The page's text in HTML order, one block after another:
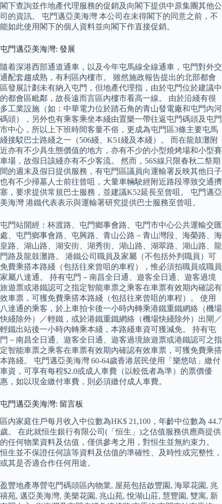
閣下查詢並作地產代理服務的促銷及向閣下提供中原集團其他公
司的資訊。 屯門邁亞美海灣 本公司在未得閣下的同意之前，不
能如此使用閣下的個人資料並向閣下作直接促銷。
屯門邁亞美海灣: 發展
隨着深港西部通道通車，以及今年屯馬線全線通車，屯門對外交
通配套趨成熟，有利區內樓市。 雖然施政報告提出的北部都會
區發展計劃未有納入屯門，但地產代理指，由於屯門位於建議中
的都會區毗鄰，故長遠而言區內樓市看高一線。 由於沿綫有很
多工業設施（如：中華電力位於踏石角的青山發電廠和屯門內河
碼頭），另外也有乘客乘坐本綫由置樂一帶往返屯門碼頭及屯門
市中心，所以上下班時間客量不俗，更成為屯門區3條主要屯馬
綫接駁巴士路綫之一（506綫、K51綫及本綫）。 而在龍鼓灘附
近亦有不少具生態價值的地方，亦有不少的小型燒烤場和小型賽
車場，故假日該綫亦有不少客流。 然而，56S線只限春秋二祭期
間的週末及假日提供服務，有屯門區議員向運輸署反映其他日子
也有不少掃墓人士前往曾咀，大量車輛駛經附近路段導致交通擠
塞，要求提供常規巴士服務，並建議K52延長至曾咀。 屯門邁亞
美海灣 港鐵代表表示與運輸署研究提供巴士服務至曾咀。
屯門站開經：杯渡路、屯門鄉事會路、屯門市中心公共運輸交匯
處、屯門鄉事會路、屯興路、青山公路－青山灣段、海榮路、海
皇路、湖山路、湖安街、湖秀街、湖山路、湖翠路、湖山路、龍
門路及龍鼓灘路。 港鐵公司職員及家屬（不包括外判職員）可
免費乘搭本路綫（包括往來曾咀的車程），惟必須拍職員或職員
家屬八達通。 持有屯門－南昌全日通、遊客全日通、遊客過境
旅遊票或港鐵認可之指定智能車票之乘客在車票有效期內確認有
效車票，可獲免費乘搭本路綫（包括往來曾咀的車程）。 使用
八達通的乘客，於上車拍卡後一小時內轉乘港鐵重鐵網絡（機場
快綫除外）／輕鐵，或於港鐵重鐵網絡（機場快綫除外）出閘／
輕鐵出站後一小時內轉乘本綫，本路綫車資可獲減免。 持有屯
門－南昌全日通、遊客全日通、遊客過境旅遊票或港鐵認可之指
定智能車票之乘客在車票有效期內確認有效車票，可獲免費乘搭
本路綫。 屯門邁亞美海灣 60-64歲香港居民使用「樂悠咭」繳付
車資，可享有每程$2.0或成人車費（以較低者為準）的票價優
惠，如以現金繳付車費，則必須繳付成人車費。
屯門邁亞美海灣: 留言板
區內家庭住戶每月收入中位數為HK$ 21,100，年齡中位數為 44.7
歲。 在此就恒生銀行有限公司(「恒生」)之估值服務供應商提供
的任何物業資料及估值，僅供參考之用，對恒生並無約束力。
恒生並不保證任何該等資料及估值的準確性、及時性或完整性，
或其是否適合作任何用途。
盈豐地產專營屯門碼頭區內物業, 屋苑包括啟豐園, 海翠花園, 兆
禧苑, 邁亞美海灣, 美樂花園, 兆山苑, 悅湖山莊, 慧豐園, 雙寓, 新